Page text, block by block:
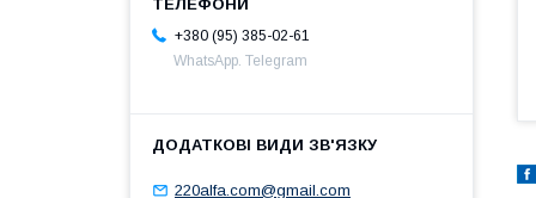
+380 (95) 385-02-61
WhatsApp. Telegram
220alfa.com@gmail.com